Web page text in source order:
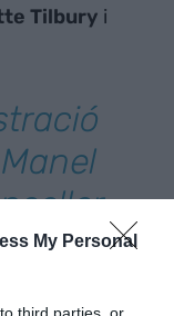
My Personal
third parties, or
Tilbury i
Fa